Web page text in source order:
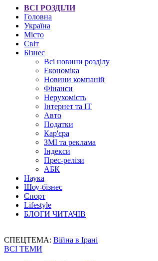
ВСІ РОЗДІЛИ
Головна
Україна
Місто
Світ
Бізнес
Всі новини розділу
Економіка
Новини компаній
Фінанси
Нерухомість
Інтернет та IT
Авто
Податки
Кар'єра
ЗМІ та реклама
Індекси
Прес-релізи
АБК
Наука
Шоу-бізнес
Спорт
Lifestyle
БЛОГИ ЧИТАЧІВ
СПЕЦТЕМА: Війна в Ірані
ВСІ ТЕМИ